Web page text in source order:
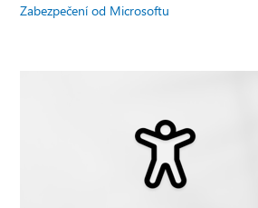
Zabezpečení od Microsoftu